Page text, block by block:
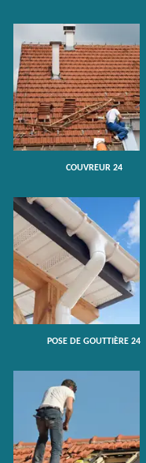
COUVREUR 24
POSE DE GOUTTIÈRE 24